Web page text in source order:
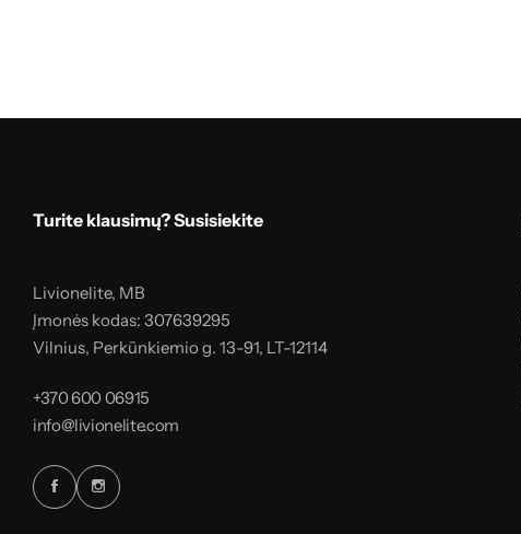
Turite klausimų? Susisiekite
Livionelite, MB
Įmonės kodas: 307639295
Vilnius, Perkūnkiemio g. 13-91, LT-12114
+370 600 06915
info@livionelite.com